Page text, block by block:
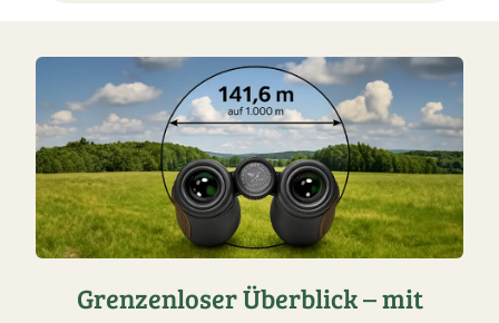
Grenzenloser Überblick – mit